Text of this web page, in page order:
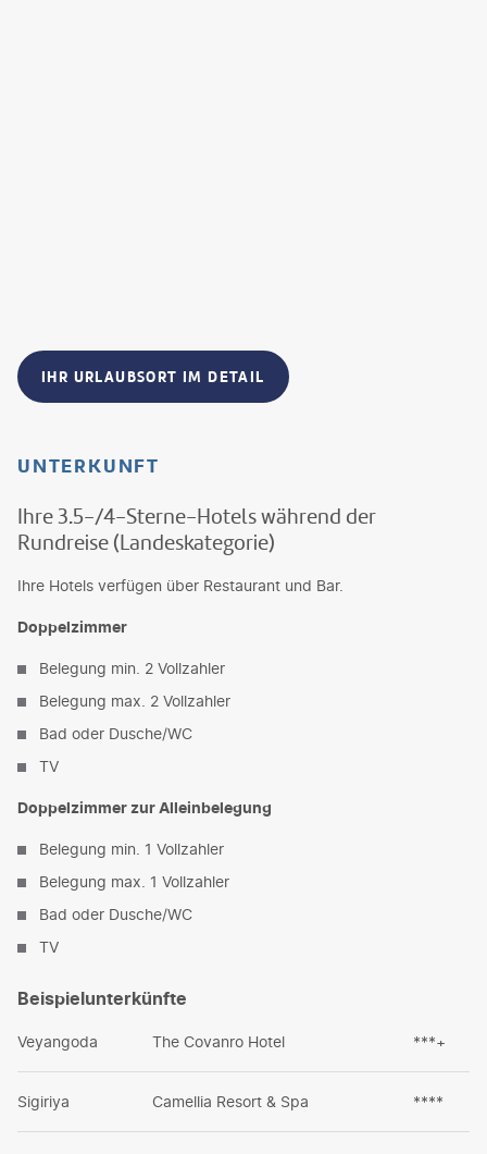
IHR URLAUBSORT IM DETAIL
UNTERKUNFT
Ihre 3.5-/4-Sterne-Hotels während der
Rundreise (Landeskategorie)
Ihre Hotels verfügen über Restaurant und Bar.
Doppelzimmer
Belegung min. 2 Vollzahler
Belegung max. 2 Vollzahler
Bad oder Dusche/WC
TV
Doppelzimmer zur Alleinbelegung
Belegung min. 1 Vollzahler
Belegung max. 1 Vollzahler
Bad oder Dusche/WC
TV
Beispielunterkünfte
Veyangoda The Covanro Hotel ***+
Sigiriya Camellia Resort & Spa ****